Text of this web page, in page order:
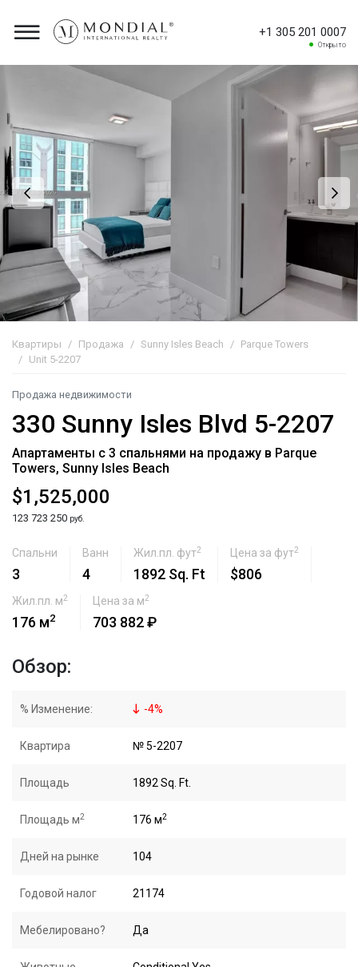
+1 305 201 0007
Открыто
Квартиры Продажа Sunny Isles Beach
Parque Towers
Unit 5-2207
Продажа недвижимости
330 Sunny Isles Blvd 5-2207
Апартаменты с 3 спальнями на продажу в Parque
Towers, Sunny Isles Beach
$1,525,000
123 723 250 руб.
Спальни
3
Ванн
4
Жил.пл. фут2
1892 Sq. Ft
Цена за фут2
$806
Жил.пл. м2
176 м2
Цена за м2
703 882 ₽
Обзор:
% Изменение: -4%
Квартира № 5-2207
Площадь 1892 Sq. Ft.
Площадь м2 176 м2
Дней на рынке 104
Годовой налог 21174
Мебелировано? Да